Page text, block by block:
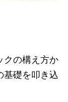
クの構え方か
基礎を叩き込